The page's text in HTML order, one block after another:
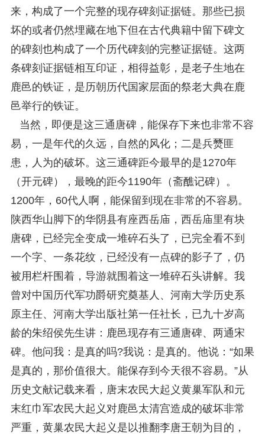
来，构成了一个完整的现存碑刻证据链。那些已损
坏的或者仍然埋藏在地下但在古代典籍中留下碑文
的碑刻也构成了一个历代碑刻的完整证据链。这两
条碑刻证据链相互印证，相得益彰，是老子生地在
鹿邑的铁证，是历朝历代国家层面的祭老大典在鹿
邑举行的铁证。
当然，即便是这三通唐碑，能保存下来也非常不容
易，一是年代的久远，自然的风化；二是兵燹匪
患，人为的破坏。这三通碑距今最早的是1270年
（开元碑），最晚的距今1190年（斋醮记碑）。
1200年，60代人啊，能保留到现在非常的不容易。
陕西华山脚下的华阴县有座西岳庙，西岳庙里有块
唐碑，已经完全变成一堆碎石头了，已完全看不到
一个字、一条花纹，已经没有一点碑的影子了，仍
被用栏杆围着，导游就围着这一堆碎石头讲解。我
曾对中国历代军功爵研究奠基人、河南大学历史系
原主任、河南大学出版社第一任社长，已九十岁高
龄的朱绍侯先生讲：鹿邑现存有三通唐碑、两通宋
碑。他问我：是真的吗?我说：是真的。他说：“如果
是真的，那价值很大。能保存到今天很不容易。”从
历史文献记载来看，唐末农民大起义黄巢军队和元
末红巾军农民大起义对鹿邑太清宫造成的破坏非常
严重，黄巢农民大起义是以推翻李唐王朝为目的，